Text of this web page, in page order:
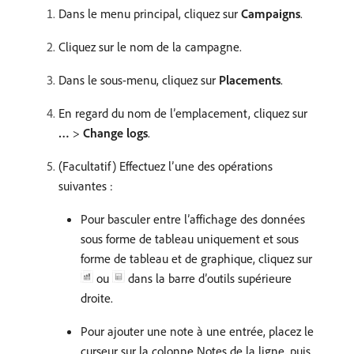
Dans le menu principal, cliquez sur Campaigns.
Cliquez sur le nom de la campagne.
Dans le sous-menu, cliquez sur Placements.
En regard du nom de l’emplacement, cliquez sur
… > Change logs.
(Facultatif) Effectuez l’une des opérations
suivantes :
Pour basculer entre l’affichage des données
sous forme de tableau uniquement et sous
forme de tableau et de graphique, cliquez sur
ou
dans la barre d’outils supérieure
droite.
Pour ajouter une note à une entrée, placez le
curseur sur la colonne Notes de la ligne, puis